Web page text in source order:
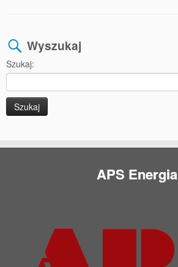
Wyszukaj
Szukaj:
APS Energia